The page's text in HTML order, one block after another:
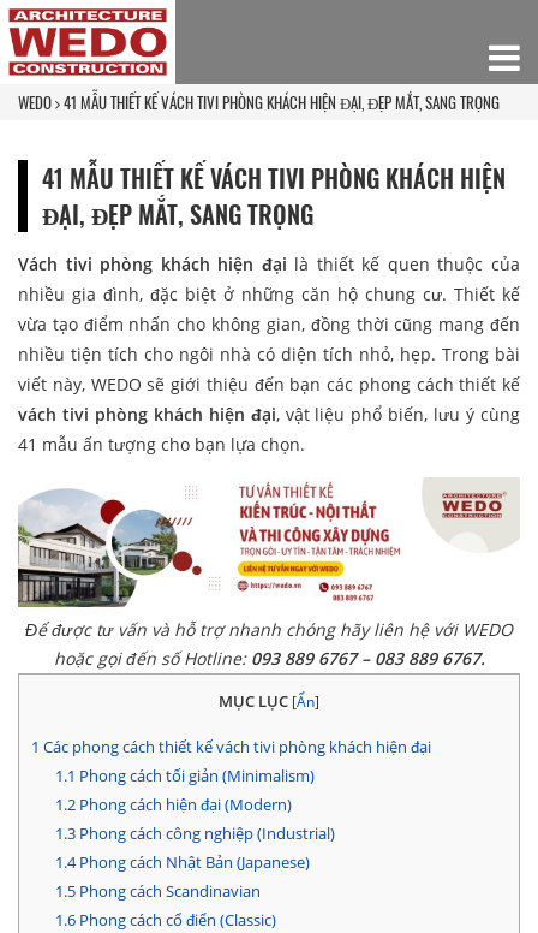
WEDO 41 MẪU THIẾT KẾ VÁCH TIVI PHÒNG KHÁCH HIỆN ĐẠI, ĐẸP MẮT, SANG TRỌNG
41 MẪU THIẾT KẾ VÁCH TIVI PHÒNG KHÁCH HIỆN
ĐẠI, ĐẸP MẮT, SANG TRỌNG
Vách tivi phòng khách hiện đại là thiết kế quen thuộc của
nhiều gia đình, đặc biệt ở những căn hộ chung cư. Thiết kế
vừa tạo điểm nhấn cho không gian, đồng thời cũng mang đến
nhiều tiện tích cho ngôi nhà có diện tích nhỏ, hẹp. Trong bài
viết này, WEDO sẽ giới thiệu đến bạn các phong cách thiết kế
vách tivi phòng khách hiện đại, vật liệu phổ biến, lưu ý cùng
41 mẫu ấn tượng cho bạn lựa chọn.
Để được tư vấn và hỗ trợ nhanh chóng hãy liên hệ với WEDO
hoặc gọi đến số Hotline: 093 889 6767 – 083 889 6767.
MỤC LỤC [Ẩn]
1 Các phong cách thiết kế vách tivi phòng khách hiện đại
1.1 Phong cách tối giản (Minimalism)
1.2Phong cách hiện đại (Modern)
1.3Phong cách công nghiệp (Industrial)
1.4Phong cách Nhật Bản (Japanese)
1.5Phong cách Scandinavian
1.6Phong cách cổ điển (Classic)